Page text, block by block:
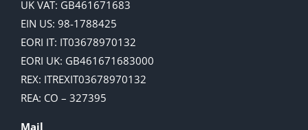
UK VAT: GB461671683
EIN US: 98-1788425
EORI IT: IT03678970132
EORI UK: GB461671683000
REX: ITREXIT03678970132
REA: CO – 327395
Mail